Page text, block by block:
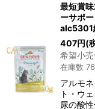
最短賞
ーサポ
alc5301
407円(
希望小
在庫数
アルモ
ト・ウ
尿の酸